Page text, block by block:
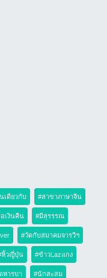
เดียวกับ #สาขาภาษาจีน
เงินคืน #มีสุรรรณ
#วัดกับสมาคมจารวีฯ
หิ้วญี่ปุ่น #ข้าวLazแกง
หารบา #นักสะสม